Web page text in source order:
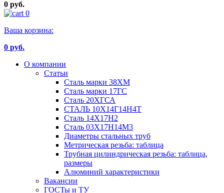
0 руб.
0
Ваша корзина:
0 руб.
О компании
Статьи
Сталь марки 38ХМ
Сталь марки 17ГС
Сталь 20ХГСА
СТАЛЬ 10Х14Г14Н4Т
Сталь 14Х17Н2
Сталь 03Х17Н14М3
Диаметры стальных труб
Метрическая резьба: таблица
Трубная цилиндрическая резьба: таблица,
размеры
Алюминий характеристики
Вакансии
ГОСТы и ТУ